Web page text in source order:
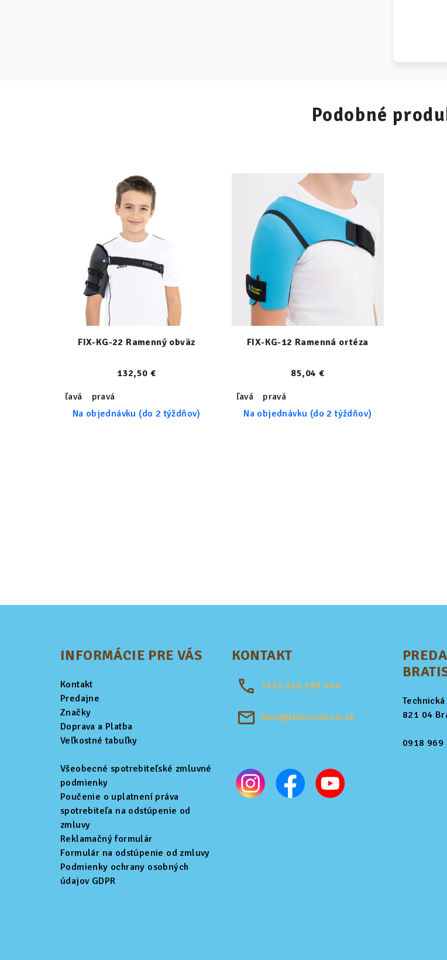
Podobné
FIX-KG-22 Ramenný obväz
132,50 €
ľavá
pravá
Na objednávku (do 2 týždňov)
FIX-KG-12 Ramenná ortéza
85,04 €
ľavá
pravá
Na objednávku (do 2 týždňov)
INFORMÁCIE PRE VÁS
Kontakt
Predajne
Značky
Doprava a Platba
Veľkostné tabuľky
Všeobecné spotrebiteľské zmluvné
podmienky
Poučenie o uplatnení práva
spotrebiteľa na odstúpenie od
zmluvy
Reklamačný formulár
Formulár na odstúpenie od zmluvy
Podmienky ochrany osobných
údajov GDPR
KONTAKT
+421 918 969 846
kido@kidocentrum.sk
Technická
821 04
0918 969